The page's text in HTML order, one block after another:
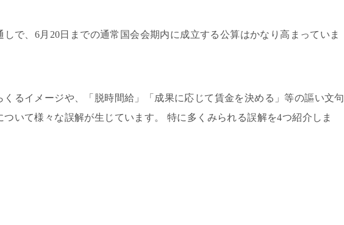
で、6月20日までの通常国会会期内に成立する公算はかなり高まっていま
るイメージや、「脱時間給」「成果に応じて賃金を決める」等の謳い文句
いて様々な誤解が生じています。 特に多くみられる誤解を4つ紹介しま